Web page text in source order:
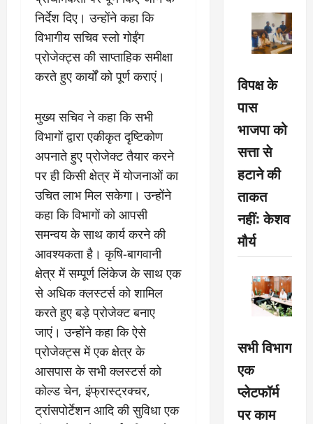
निर्देश दिए। उन्होंने कहा कि
विभागीय सचिव स्लो गोईंग
प्रोजेक्ट्स की साप्ताहिक समीक्षा
करते हुए कार्यों को पूर्ण कराएं।
मुख्य सचिव ने कहा कि सभी
विभागों द्वारा एकीकृत दृष्टिकोण
अपनाते हुए प्रोजेक्ट तैयार करने
पर ही किसी क्षेत्र में योजनाओं का
उचित लाभ मिल सकेगा। उन्होंने
कहा कि विभागों को आपसी
समन्वय के साथ कार्य करने की
आवश्यकता है। कृषि-बागवानी
क्षेत्र में सम्पूर्ण लिंकेज के साथ एक
से अधिक क्लस्टर्स को शामिल
करते हुए बड़े प्रोजेक्ट बनाए
जाएं। उन्होंने कहा कि ऐसे
प्रोजेक्ट्स में एक क्षेत्र के
आसपास के सभी क्लस्टर्स को
कोल्ड चेन, इंफ्रास्ट्रक्चर,
ट्रांसपोर्टेशन आदि की सुविधा एक
विपक्ष के
पास
भाजपा को
सत्ता से
हटाने की
ताकत
नहीं: केशव
मौर्य
सभी विभाग
एक
प्लेटफॉर्म
पर काम